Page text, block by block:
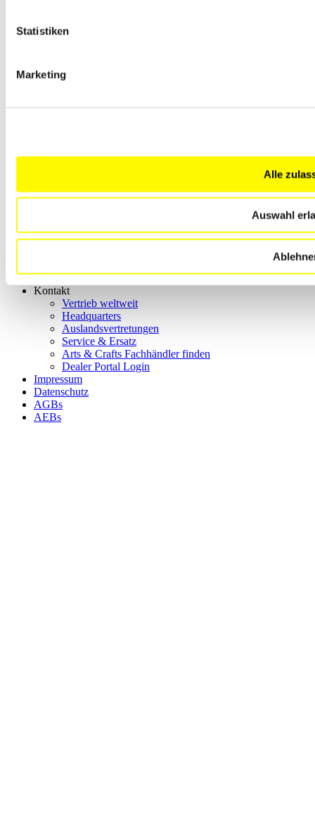
Statistiken
Marketing
Alle
Auswahl
Karriere
Erfolgsgeschichten
Unternehmen
Philosophie
Messetermine
Nachhaltigkeit
Kontakt
Vertrieb weltweit
Headquarters
Auslandsvertretungen
Service & Ersatz
Arts & Crafts Fachhändler finden
Dealer Portal Login
Impressum
Datenschutz
AGBs
AEBs